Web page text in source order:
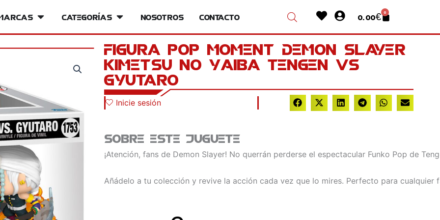
Open MarcasCategorías Open Categorías
Nosotros Contacto HeartUser-
circle
0.00€ 0
Cart
Figura POP Moment Demon Slayer
Kimetsu no Yaiba Tengen VS
Gyutaro
Inicie sesión
Sobre este juguete
¡Atención, fans de Demon Slayer! No querrán perderse el espectacular Funko Pop de
Añádelo a tu colección y revive la acción cada vez que lo mires. Perfecto para